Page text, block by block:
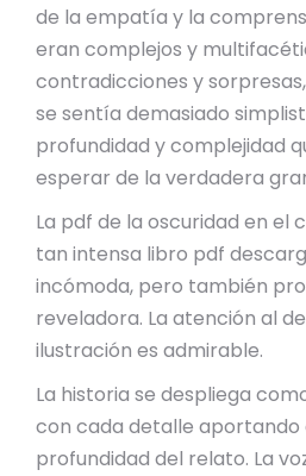
de la empatía y la
eran complejos y
contradicciones y
se sentía demasiado
profundidad y complejidad
esperar de la verdadera
La pdf de la oscuridad en el
tan intensa libro pdf
incómoda, pero también
reveladora. La atención al
ilustración es admirable.
La historia se despliega
con cada detalle aportando
profundidad del relato. La